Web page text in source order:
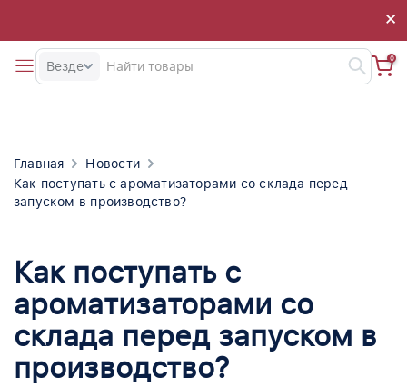
×
×
Везде
0
Главная
Новости
Как поступать с ароматизаторами со склада перед
запуском в производство?
Как поступать с
ароматизаторами со
склада перед запуском в
производство?